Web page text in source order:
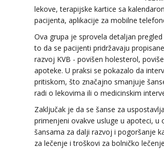
lekove, terapijske kartice sa
pacijenta, aplikacije za mobilne
Ova grupa je sprovela detaljan
to da se pacijenti pridržavaju
razvoj KVB - povišen holesterol,
apoteke. U praksi se pokazalo da
pritiskom, što značajno smanjuje
radi o lekovima ili o medicinskim
Zaključak je da se šanse za
primenjeni ovakve usluge u apoteci, u
šansama za dalji razvoj i pogoršanje
za lečenje i troškovi za bolničko